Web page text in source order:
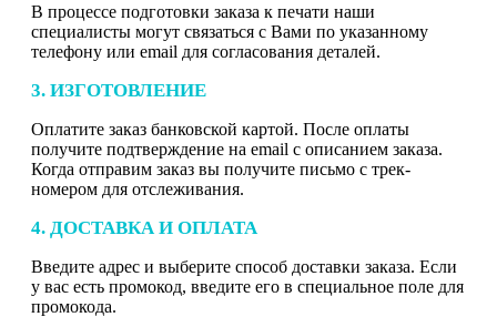
В процессе подготовки заказа к печати наши
специалисты могут связаться с Вами по указанному
телефону или email для согласования деталей.
3. ИЗГОТОВЛЕНИЕ
Оплатите заказ банковской картой. После оплаты
получите подтверждение на email с описанием заказа.
Когда отправим заказ вы получите письмо с трек-
номером для отслеживания.
4. ДОСТАВКА И ОПЛАТА
Введите адрес и выберите способ доставки заказа. Если
у вас есть промокод, введите его в специальное поле для
промокода.